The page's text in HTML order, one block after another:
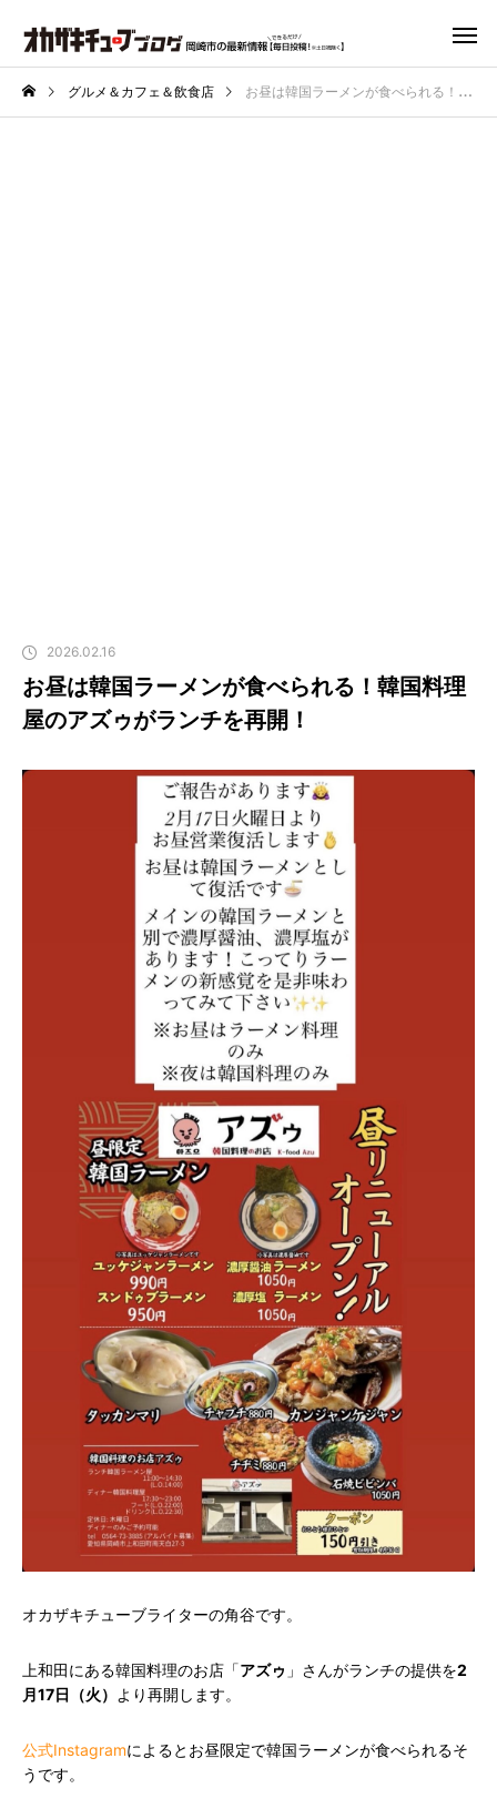
グルメ＆カフェ＆飲食店 お昼は韓国ラーメンが食べられる！韓国料理屋のアズゥがランチを再開！
2026.02.16
お昼は韓国ラーメンが食べられる！韓国料理
屋のアズゥがランチを再開！
オカザキチューブライターの角谷です。
上和田にある韓国料理のお店「アズゥ 」さんがランチの提供を2
月17日（火） より再開します。
公式Instagramによるとお昼限定で韓国ラーメンが食べられるそ
うです。